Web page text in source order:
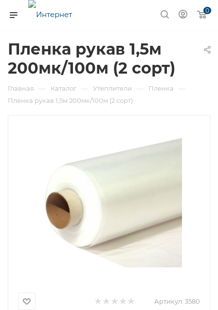
0
Пленка рукав 1,5м
200мк/100м (2 сорт)
Главная — Каталог — Утеплители — Пленка —
Пленка рукав 1,5м 200мк/100м (2 сорт)
Артикул: 3580